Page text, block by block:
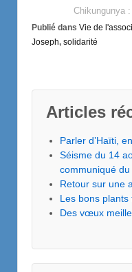
Chikungunya
Publié dans Vie de
Joseph, solidarité
Articles
Parler d’Haïti,
Séisme du 14
communiqué
Retour sur une
Les bons
Des vœux